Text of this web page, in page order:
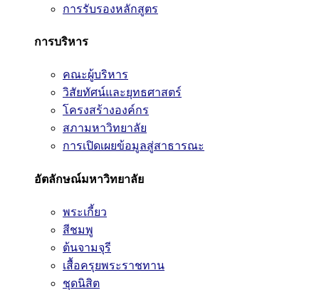
การรับรองหลักสูตร
การบริหาร
คณะผู้บริหาร
วิสัยทัศน์และยุทธศาสตร์
โครงสร้างองค์กร
สภามหาวิทยาลัย
การเปิดเผยข้อมูลสู่สาธารณะ
อัตลักษณ์มหาวิทยาลัย
พระเกี้ยว
สีชมพู
ต้นจามจุรี
เสื้อครุยพระราชทาน
ชุดนิสิต